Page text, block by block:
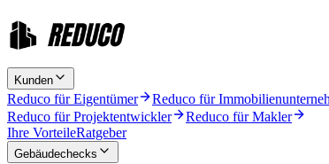
Kunden
Reduco für Eigentümer Reduco für
Reduco für Projektentwickler
Reduco für Makler
Ihre VorteileRatgeber
Gebäudechecks